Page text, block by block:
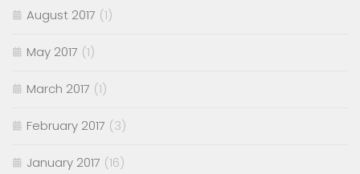
August 2017 (1)
May 2017 (1)
March 2017 (1)
February 2017 (3)
January 2017 (16)